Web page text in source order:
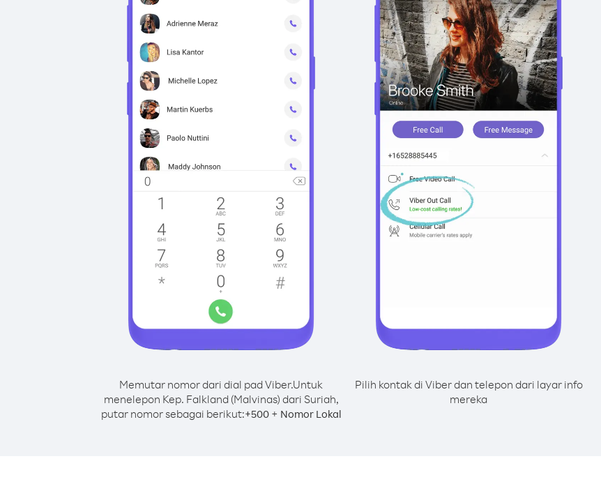
Memutar nomor dari dial pad Viber.Untuk
menelepon Kep. Falkland (Malvinas) dari Suriah,
putar nomor sebagai berikut:+500+ Nomor Lokal
Pilih kontak di Viber dan telepon dari layar info
mereka